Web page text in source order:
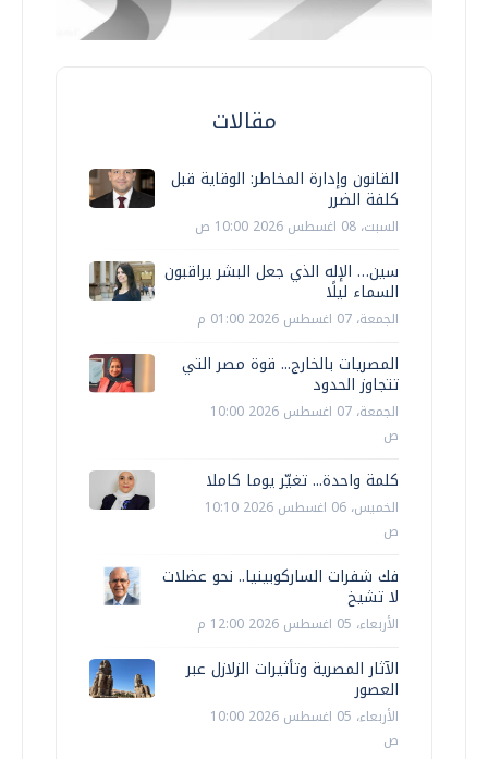
مقالات
القانون وإدارة المخاطر: الوقاية قبل
كلفة الضرر
السبت، 08 اغسطس 2026 10:00 ص
سين… الإله الذي جعل البشر يراقبون
السماء ليلًا
الجمعة، 07 اغسطس 2026 01:00 م
المصريات بالخارج... قوة مصر التي
تتجاوز الحدود
الجمعة، 07 اغسطس 2026 10:00
ص
كلمة واحدة... تغيّر يوما كاملا
الخميس، 06 اغسطس 2026 10:10
ص
فك شفرات الساركوبينيا.. نحو عضلات
لا تشيخ
الأربعاء، 05 اغسطس 2026 12:00 م
الآثار المصرية وتأثيرات الزلازل عبر
العصور
الأربعاء، 05 اغسطس 2026 10:00
ص